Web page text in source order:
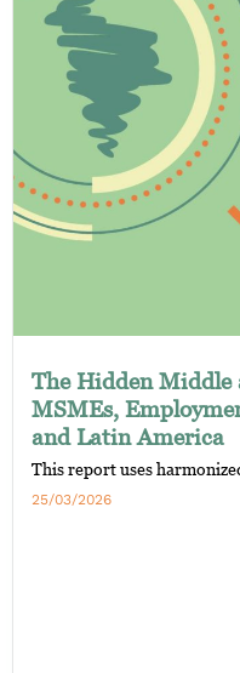
The Hidden
MSMEs,
and Latin America
This report uses
25/03/2026